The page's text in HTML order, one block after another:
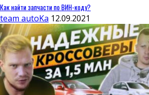
Как найти запчасти по ВИН-коду?
team autoKa 12.09.2021